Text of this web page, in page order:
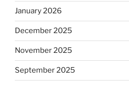
January 2026
December 2025
November 2025
September 2025